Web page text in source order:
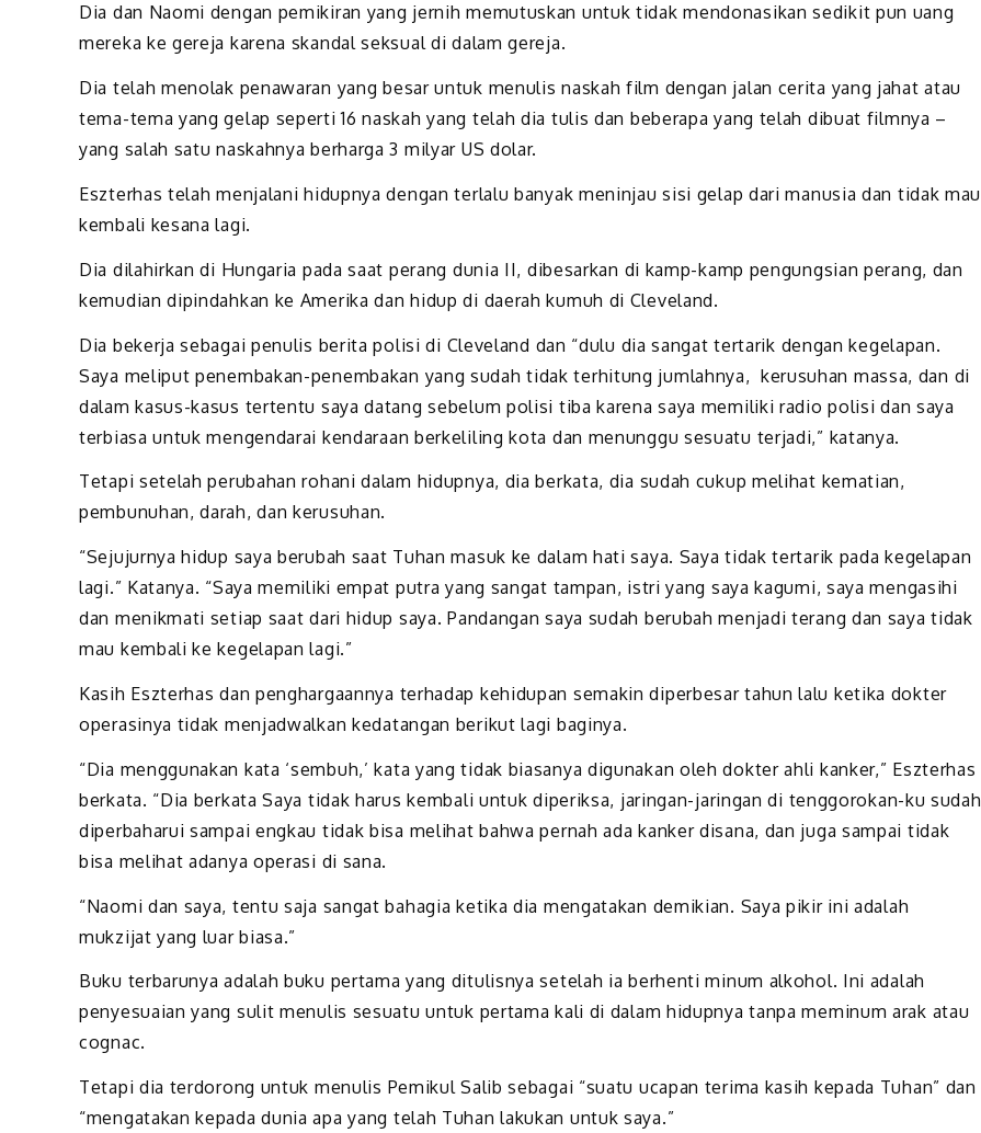
Dia dan Naomi dengan pemikiran yang jernih memutuskan untuk tidak mendonasikan sedikit pun uang
mereka ke gereja karena skandal seksual di dalam gereja.
Dia telah menolak penawaran yang besar untuk menulis naskah film dengan jalan cerita yang jahat atau
tema-tema yang gelap seperti 16 naskah yang telah dia tulis dan beberapa yang telah dibuat filmnya –
yang salah satu naskahnya berharga 3 milyar US dolar.
Eszterhas telah menjalani hidupnya dengan terlalu banyak meninjau sisi gelap dari manusia dan tidak mau
kembali kesana lagi.
Dia dilahirkan di Hungaria pada saat perang dunia II, dibesarkan di kamp-kamp pengungsian perang, dan
kemudian dipindahkan ke Amerika dan hidup di daerah kumuh di Cleveland.
Dia bekerja sebagai penulis berita polisi di Cleveland dan “dulu dia sangat tertarik dengan kegelapan.
Saya meliput penembakan-penembakan yang sudah tidak terhitung jumlahnya, kerusuhan massa, dan di
dalam kasus-kasus tertentu saya datang sebelum polisi tiba karena saya memiliki radio polisi dan saya
terbiasa untuk mengendarai kendaraan berkeliling kota dan menunggu sesuatu terjadi,” katanya.
Tetapi setelah perubahan rohani dalam hidupnya, dia berkata, dia sudah cukup melihat kematian,
pembunuhan, darah, dan kerusuhan.
“Sejujurnya hidup saya berubah saat Tuhan masuk ke dalam hati saya. Saya tidak tertarik pada kegelapan
lagi.” Katanya. “Saya memiliki empat putra yang sangat tampan, istri yang saya kagumi, saya mengasihi
dan menikmati setiap saat dari hidup saya. Pandangan saya sudah berubah menjadi terang dan saya tidak
mau kembali ke kegelapan lagi.”
Kasih Eszterhas dan penghargaannya terhadap kehidupan semakin diperbesar tahun lalu ketika dokter
operasinya tidak menjadwalkan kedatangan berikut lagi baginya.
“Dia menggunakan kata ‘sembuh,’ kata yang tidak biasanya digunakan oleh dokter ahli kanker,” Eszterhas
berkata. “Dia berkata Saya tidak harus kembali untuk diperiksa, jaringan-jaringan di tenggorokan-ku sudah
diperbaharui sampai engkau tidak bisa melihat bahwa pernah ada kanker disana, dan juga sampai tidak
bisa melihat adanya operasi di sana.
“Naomi dan saya, tentu saja sangat bahagia ketika dia mengatakan demikian. Saya pikir ini adalah
mukzijat yang luar biasa.”
Buku terbarunya adalah buku pertama yang ditulisnya setelah ia berhenti minum alkohol. Ini adalah
penyesuaian yang sulit menulis sesuatu untuk pertama kali di dalam hidupnya tanpa meminum arak atau
cognac.
Tetapi dia terdorong untuk menulis Pemikul Salib sebagai “suatu ucapan terima kasih kepada Tuhan” dan
“mengatakan kepada dunia apa yang telah Tuhan lakukan untuk saya.”